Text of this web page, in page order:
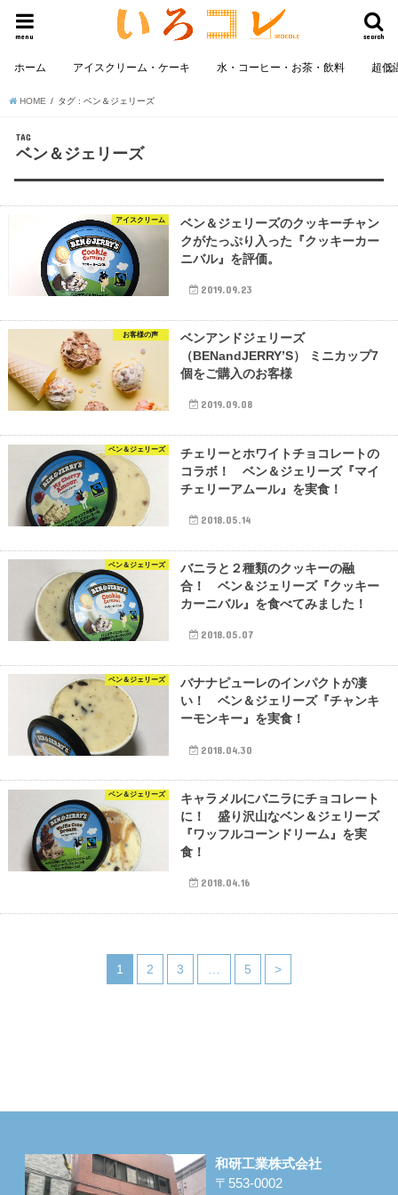
search
menu
ホーム アイスクリーム・ケーキ 水・コーヒー・お茶・飲料 超低
HOME タグ : ベン＆ジェリーズ
TAG
ベン＆ジェリーズ
アイスクリーム
ベン＆ジェリーズのクッキーチャン
クがたっぷり入った『クッキーカー
ニバル』を評価。
2019.09.23
お客様の声
ベンアンドジェリーズ
（BENandJERRY’S） ミニカップ7
個をご購入のお客様
2019.09.08
ベン＆ジェリーズ
チェリーとホワイトチョコレートの
コラボ！ ベン＆ジェリーズ『マイ
チェリーアムール』を実食！
2018.05.14
ベン＆ジェリーズ
バニラと２種類のクッキーの融
合！ ベン＆ジェリーズ『クッキー
カーニバル』を食べてみました！
2018.05.07
ベン＆ジェリーズ
バナナピューレのインパクトが凄
い！ ベン＆ジェリーズ『チャンキ
ーモンキー』を実食！
2018.04.30
ベン＆ジェリーズ
キャラメルにバニラにチョコレート
に！ 盛り沢山なベン＆ジェリーズ
『ワッフルコーンドリーム』を実
食！
2018.04.16
1 2 3 … 5 >
和研工業株式会社
〒553-0002